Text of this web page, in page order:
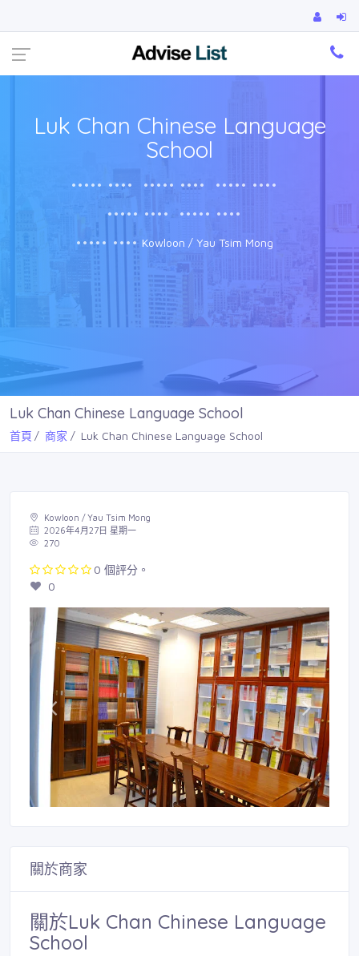
Luk Chan Chinese Language
School
••••• •••• ••••• •••• ••••• ••••
••••• •••• ••••• ••••
••••• •••• Kowloon / Yau Tsim Mong
Luk Chan Chinese Language School
首頁 商家 Luk Chan Chinese Language School
Kowloon / Yau Tsim Mong
2026年4月27日 星期一
270
0 個評分。
0
關於商家
關於Luk Chan Chinese Language
School